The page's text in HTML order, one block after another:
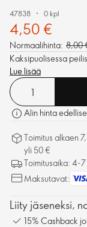
47838 0 kpl
4,50 €
Normaalihinta: 8,00
Kaksipuolisessa
Lue lisää
Alin hinta
Toimitus alkaen
yli 50 €
Toimitusaika: 4-
Maksutavat:
Liity jäseneksi,
15% Cashback